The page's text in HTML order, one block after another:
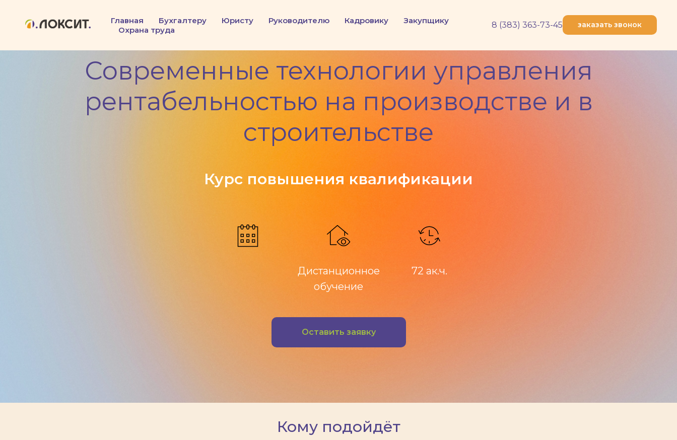
Главная Бухгалтеру Юристу Руководителю Кадровику
Закупщику
Охрана труда
8 (383) 363-73-45 заказать звонок
Современные технологии управления
рентабельностью на производстве и в
строительстве
Курс повышения квалификации
Дистанционное
обучение
72 ак.ч.
Оставить заявку
Кому подойдёт